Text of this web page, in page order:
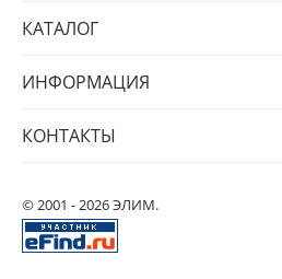
КАТАЛОГ
ИНФОРМАЦИЯ
КОНТАКТЫ
© 2001 - 2026 ЭЛИМ.